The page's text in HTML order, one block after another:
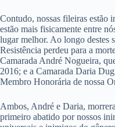
Contudo, nossas fileiras estão
estão mais fisicamente entre
lugar melhor. Ao longo destes
Resistência perdeu para a
Camarada André Nogueira,
2016; e a Camarada Daria
Membro Honorária de nossa
Ambos, André e Daria,
primeiro abatido por nossos